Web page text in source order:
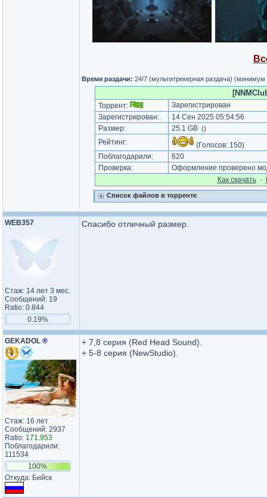
Время раздачи: 24/7 (мультитрекерная раздача)
Торрент:
Зарегистрирован
Зарегистрирован:
14 Сен 2025 05:54:56
Размер:
25.1 GB ()
Рейтинг: (Голосов: 150)
Поблагодарили:
620
Проверка:
Оформление проверено
Как cкачать·
Список файлов в торренте
WEB357
Стаж: 14 лет 3 мес.
Сообщений: 19
Ratio: 0.844
0.19%
Спасибо отличный размер.
GEKADOL ®
Стаж: 16 лет
Сообщений: 2937
Ratio: 171.953
Поблагодарили:
111534
100%
Откуда: Бийск
+ 7,8 серия (Red Head Sound).
+ 5-8 серия (NewStudio).